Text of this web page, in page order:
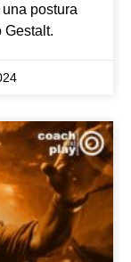
postura
Gestalt.